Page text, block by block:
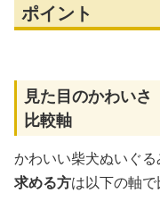
ポイント
見た目のかわい
比較軸
かわいい柴犬ぬいぐる
求める方は以下の軸で